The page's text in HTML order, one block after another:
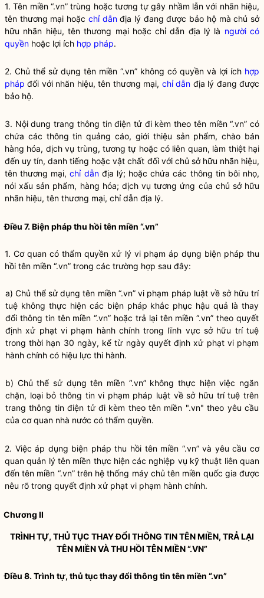
1. Tên miền “.vn” trùng hoặc tương tự gây nhầm lẫn với nhãn hiệu,
tên thương mại hoặc chỉ dẫnđịa lý đang được bảo hộ mà chủ sở
hữu nhãn hiệu, tên thương mại hoặcchỉ dẫn địa lý là người có
quyền hoặc lợi ích hợp pháp.
2. Chủ thể sử dụng tên miền “.vn” không có quyền và lợi ích hợp
pháp đối với nhãn hiệu, tên thương mại, chỉ dẫn địa lý đang được
bảo hộ.
3. Nội dungtrang thông tin điện tử đi kèm theo tên miền “.vn” có
chứa các thông tin quảng cáo, giới thiệu sản phẩm, chào bán
hàng hóa, dịch vụ trùng, tương tự hoặc có liên quan, làm thiệt hại
đến uy tín, danh tiếng hoặc vật chất đối với chủ sở hữu nhãn hiệu,
tên thương mại,chỉ dẫnđịa lý; hoặc chứa các thông tin bôi nhọ,
nói xấu sản phẩm, hàng hóa; dịch vụ tương ứng của chủ sở hữu
nhãn hiệu, tên thương mại, chỉ dẫn địa lý.
Điều 7. Biện pháp thu hồi tên miền “.vn”
1. Cơ quan có thẩmquyền xử lý vi phạm áp dụng biện pháp thu
hồi tên miền “.vn” trong các trường hợp sau đây:
a) Chủ thể sử dụng tên miền “.vn” vi phạm pháp luậtvề sở hữu trí
tuệ không thực hiện các biện pháp khắc phục hậu quả là thay
đổi thông tin tên miền “.vn” hoặc trả lại tên miền “.vn” theo quyết
định xử phạt vi phạm hành chính trong lĩnh vực sở hữu trí tuệ
trong thời hạn 30 ngày, kể từ ngày quyết định xử phạt vi phạm
hành chính có hiệu lực thi hành.
b) Chủ thể sử dụng tên miền “.vn” không thực hiện việc ngăn
chặn, loại bỏ thông tin vi phạm pháp luật về sở hữu trí tuệ trên
trang thông tin điện tửđi kèm theo tên miền ".vn" theo yêu cầu
của cơ quan nhà nước có thẩm quyền.
2. Việc áp dụng biện pháp thu hồi tên miền “.vn” và yêu cầu cơ
quan quản lý tên miền thực hiện các nghiệp vụ kỹ thuật liên quan
đến tên miền “.vn” trên hệ thống máy chủ tên miền quốc gia được
nêu rõ trong quyết định xử phạt vi phạm hành chính.
Chương II
TRÌNH TỰ, THỦ TỤC THAY ĐỔI THÔNG TIN TÊN MIỀN, TRẢ LẠI
TÊN MIỀN VÀ THU HỒI TÊN MIỀN “.VN”
Điều 8. Trình tự, thủ tục thay đổi thông tin tên miền “.vn”